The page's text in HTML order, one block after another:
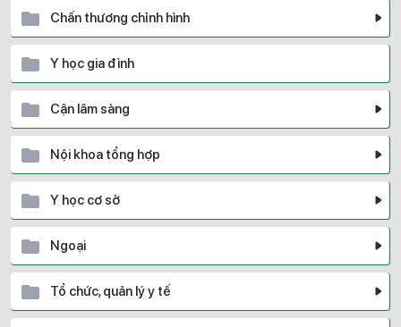
Chấn thương chỉnh hình
Y học gia đình
Cận lâm sàng
Nội khoa tổng hợp
Y học cơ sở
Ngoại
Tổ chức, quản lý y tế